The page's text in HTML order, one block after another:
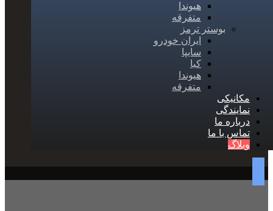
هیوندا
متفرقه
بوستر ترمز
ایران خودرو
سایپا
کیا
هیوندا
متفرقه
مکانیکی
نمایندگی
درباره ما
تماس با ما
وبلاگ